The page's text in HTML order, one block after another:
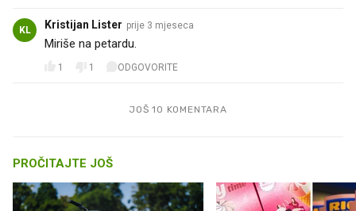
KL Kristijan Lister prije 3 mjeseca
Miriše na petardu.
1 1 ODGOVORITE
JOŠ 10 KOMENTARA
PROČITAJTE JOŠ